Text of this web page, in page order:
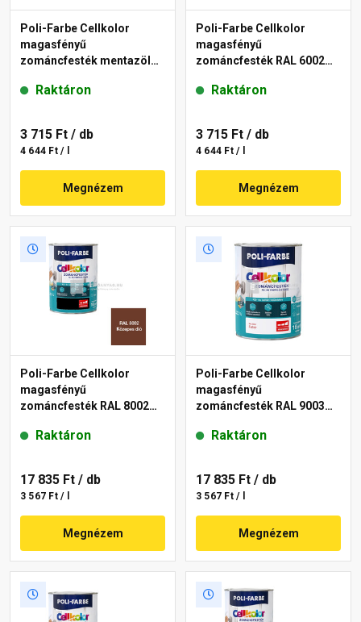
Poli-Farbe Cellkolor
magasfényű
zománcfesték mentazöld
Raktáron
3 715 Ft / db
4 644 Ft / l
Megnézem
Poli-Farbe Cellkolor
magasfényű
zománcfesték RAL 6002
Raktáron
3 715 Ft / db
4 644 Ft / l
Megnézem
Poli-Farbe Cellkolor
magasfényű
zománcfesték RAL 8002
Raktáron
17 835 Ft / db
3 567 Ft / l
Megnézem
Poli-Farbe Cellkolor
magasfényű
zománcfesték RAL 9003
Raktáron
17 835 Ft / db
3 567 Ft / l
Megnézem